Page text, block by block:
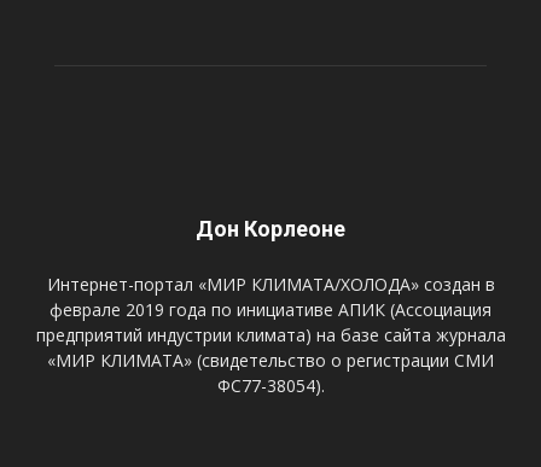
Дон Корлеоне
Интернет-портал «МИР КЛИМАТА/ХОЛОДА» создан в
феврале 2019 года по инициативе АПИК (Ассоциация
предприятий индустрии климата) на базе сайта журнала
«МИР КЛИМАТА» (свидетельство о регистрации СМИ
ФС77-38054).